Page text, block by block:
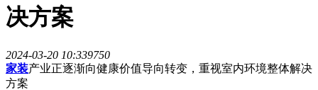
决方案
2024-03-20 10:339750
家装产业正逐渐向健康价值导向转变，重视室内环境整体解决
方案